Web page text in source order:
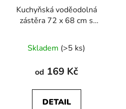
Kuchyňská voděodolná
zástěra 72 x 68 cm s
Skladem (>5 ks)
od 169 Kč
DETAIL